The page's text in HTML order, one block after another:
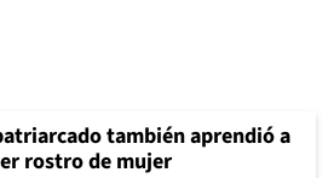
también aprendió a
rostro de mujer